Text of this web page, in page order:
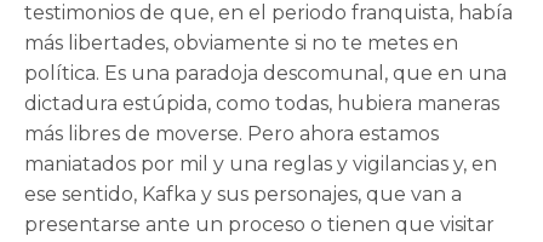
testimonios de que, en el periodo franquista, había
más libertades, obviamente si no te metes en
política. Es una paradoja descomunal, que en una
dictadura estúpida, como todas, hubiera maneras
más libres de moverse. Pero ahora estamos
maniatados por mil y una reglas y vigilancias y, en
ese sentido, Kafka y sus personajes, que van a
presentarse ante un proceso o tienen que visitar